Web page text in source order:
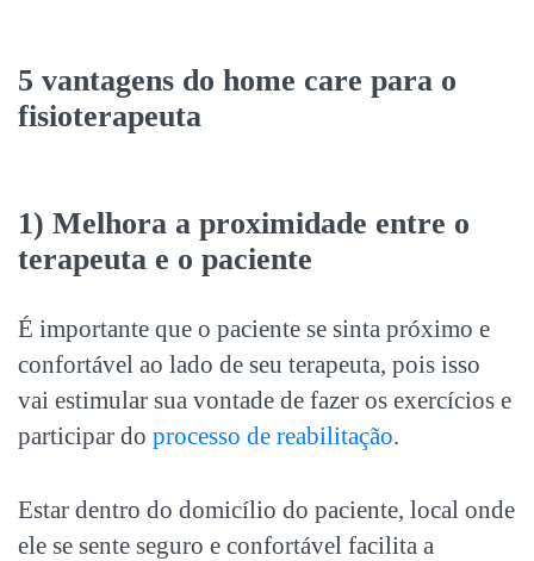
5 vantagens do home care para o
fisioterapeuta
1) Melhora a proximidade entre o
terapeuta e o paciente
É importante que o paciente se sinta próximo e
confortável ao lado de seu terapeuta, pois isso
vai estimular sua vontade de fazer os exercícios e
participar do processo de reabilitação.
Estar dentro do domicílio do paciente, local onde
ele se sente seguro e confortável facilita a